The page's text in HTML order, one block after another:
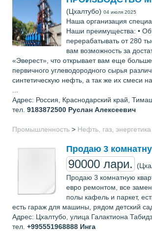
(Цхалтубо) 04 июля 2025
Наша организация
Наши преимущества: •
перерабатывать от 280
вам возможность за
«Эверест», что открывает вам еще
первичного углеводородного сырья
синтетическую нефть, а так же их смеси
Адрес: Россия, Краснодарский край,
тел. 9183872500 Руслан Алексеевич
Промышленность > Нефть, газ, энергетика
Продаю 3
90000 лари.
Продаю 3 комнатную
евро ремонтом, все
полы кафель и паркет,
есть гараж для машины, рядом детский
Адрес: Цхалтубо, улица Галактиона
тел. +995551968888 Инга